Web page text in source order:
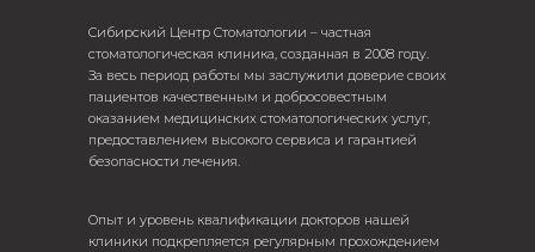
Сибирский Центр Стоматологии – частная
стоматологическая клиника, созданная в 2008 году.
За весь период работы мы заслужили доверие своих
пациентов качественным и добросовестным
оказанием медицинских стоматологических услуг,
предоставлением высокого сервиса и гарантией
безопасности лечения.
Опыт и уровень квалификации докторов нашей
клиники подкрепляется регулярным прохождением